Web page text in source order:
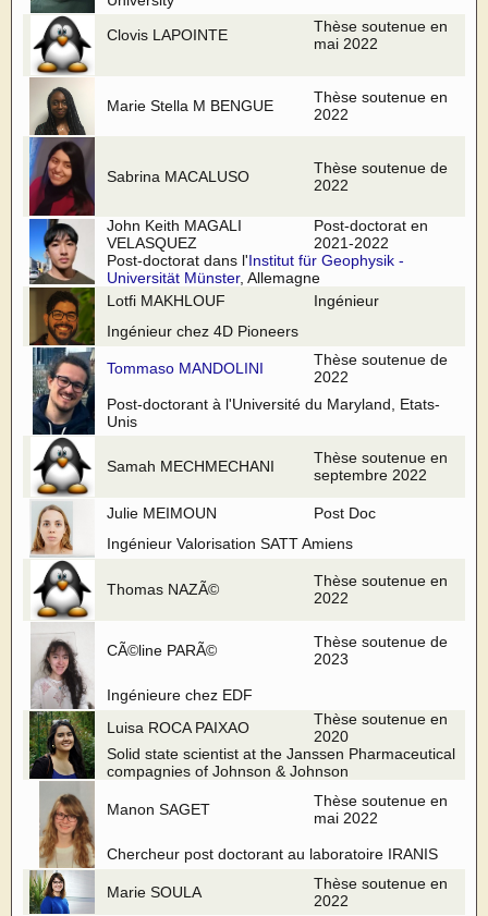
Clovis LAPOINTE
Thèse soutenue en
mai 2022
Marie Stella M BENGUE
Thèse soutenue en
2022
Sabrina MACALUSO
Thèse soutenue de
2022
John Keith MAGALI
VELASQUEZ
Post-doctorat en
2021-2022
Post-doctorat dans l'Institut für Geophysik -
Universität Münster, Allemagne
Lotfi MAKHLOUF
Ingénieur
Ingénieur chez 4D Pioneers
Tommaso MANDOLINI
Thèse soutenue de
2022
Post-doctorant à l'Université du Maryland, Etats-
Unis
Samah MECHMECHANI
Thèse soutenue en
septembre 2022
Julie MEIMOUN
Post Doc
Ingénieur Valorisation SATT Amiens
Thomas NAZÃ©
Thèse soutenue en
2022
CÃ©line PARÃ©
Thèse soutenue de
2023
Ingénieure chez EDF
Luisa ROCA PAIXAO
Thèse soutenue en
2020
Solid state scientist at the Janssen Pharmaceutical
compagnies of Johnson & Johnson
Manon SAGET
Thèse soutenue en
mai 2022
Chercheur post doctorant au laboratoire IRANIS
Marie SOULA
Thèse soutenue en
2022